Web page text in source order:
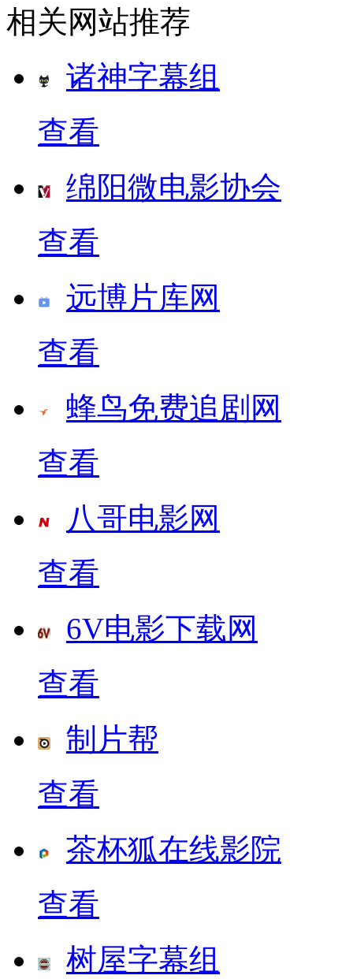
相关网站推荐
诸神字幕组
查看
绵阳微电影协会
查看
远博片库网
查看
蜂鸟免费追剧网
查看
八哥电影网
查看
6V电影下载网
查看
制片帮
查看
茶杯狐在线影院
查看
树屋字幕组